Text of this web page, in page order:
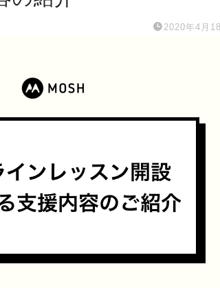
2020年4月